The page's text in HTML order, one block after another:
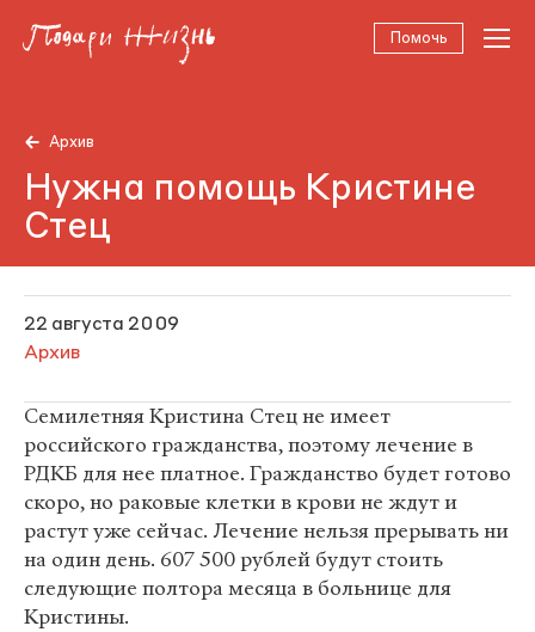
Помочь
Архив
Нужна помощь Кристине
Стец
22 августа 2009
Архив
Семилетняя Кристина Стец не имеет
российского гражданства, поэтому лечение в
РДКБ для нее платное. Гражданство будет готово
скоро, но раковые клетки в крови не ждут и
растут уже сейчас. Лечение нельзя прерывать ни
на один день. 607 500 рублей будут стоить
следующие полтора месяца в больнице для
Кристины.